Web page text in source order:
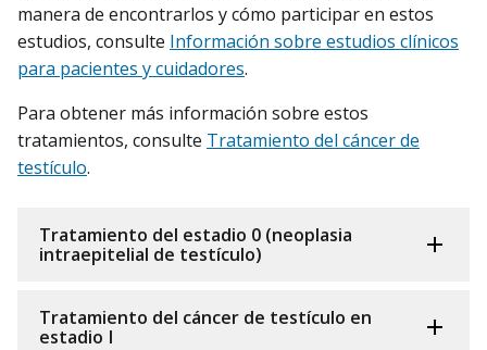
manera de encontrarlos y cómo participar en estos
estudios, consulte Información sobre estudios clínicos
para pacientes y cuidadores.
Para obtener más información sobre estos
tratamientos, consulte Tratamiento del cáncer de
testículo.
Tratamiento del estadio 0 (neoplasia
intraepitelial de testículo)
Tratamiento del cáncer de testículo en
estadio I